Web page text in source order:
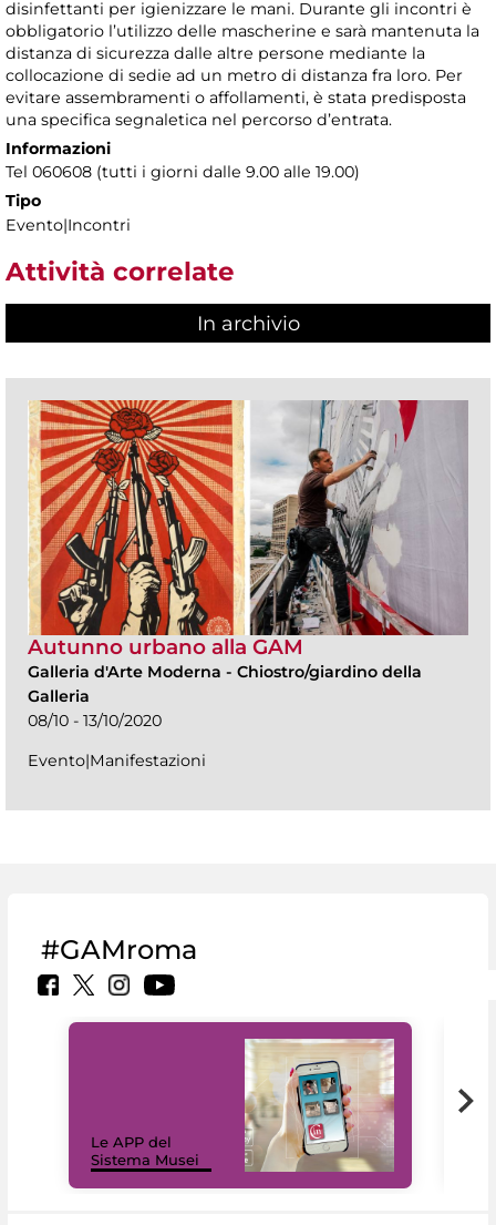
disinfettanti per igienizzare le mani. Durante gli incontri è
obbligatorio l’utilizzo delle mascherine e sarà mantenuta la
distanza di sicurezza dalle altre persone mediante la
collocazione di sedie ad un metro di distanza fra loro. Per
evitare assembramenti o affollamenti, è stata predisposta
una specifica segnaletica nel percorso d’entrata.
Informazioni
Tel 060608 (tutti i giorni dalle 9.00 alle 19.00)
Tipo
Evento|Incontri
Attività correlate
In archivio
Autunno urbano alla GAM
Galleria d'Arte Moderna - Chiostro/giardino della
Galleria
08/10 - 13/10/2020
Evento|Manifestazioni
#GAMroma
Le APP del
Sistema Musei